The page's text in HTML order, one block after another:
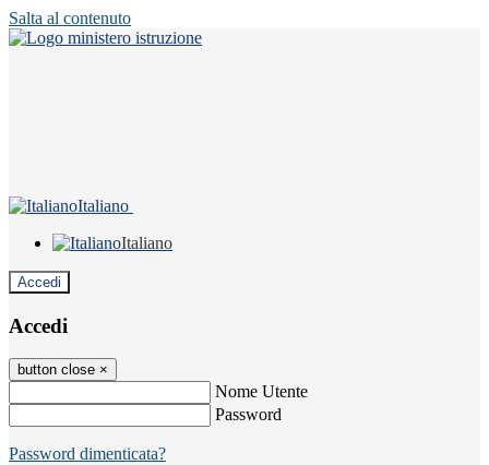
Salta al contenuto
Italiano
Italiano
Accedi
Accedi
button close ×
Nome Utente
Password
Password dimenticata?